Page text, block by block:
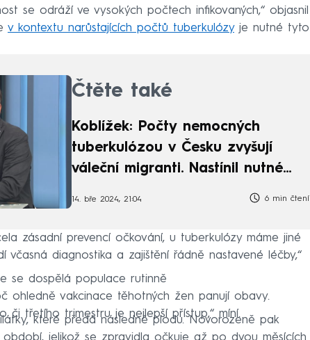
se odráží ve vysokých počtech infikovaných,“ objasnil
v kontextu narůstajících počtů tuberkulózyje nutné tyto
Čtěte také
Koblížek: Počty nemocných
tuberkulózou v Česku zvyšují
váleční migranti. Nastínil nutné
14. bře 2024, 21:04 6 min čtení
zásadní prevencí očkování, u tuberkulózy máme jiné
včasná diagnostika a zajištění řádně nastavené léčby,“
se dospělá populace rutinně
ohledně vakcinace těhotných žen panují obavy.
či třetího trimestru je nejlepší přístup,“ míní.
které předá následně plodu. Novorozeně pak